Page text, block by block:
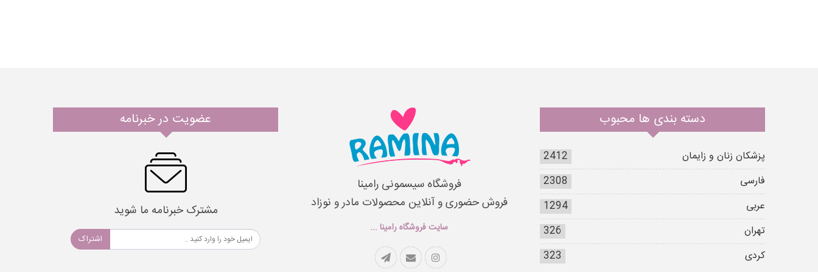
دسته بندی ها محبوب
پزشکان زنان و زایمان
2412
فارسی
2308
عربی
1294
تهران
326
کردی
323
فروشگاه سیسمونی رامینا
فروش حضوری و آنلاین محصولات مادر و نوزاد
سایت فروشگاه رامینا ...
عضویت در خبرنامه
مشترک خبرنامه ما شوید
اشتراک